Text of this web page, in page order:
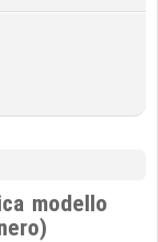
modello